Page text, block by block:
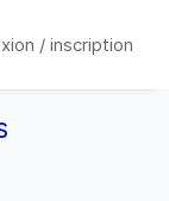
/ inscription